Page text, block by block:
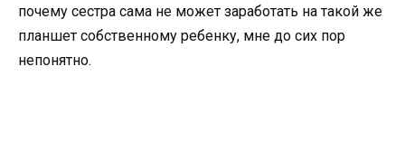
почему сестра сама не может заработать на такой же
планшет собственному ребенку, мне до сих пор
непонятно.